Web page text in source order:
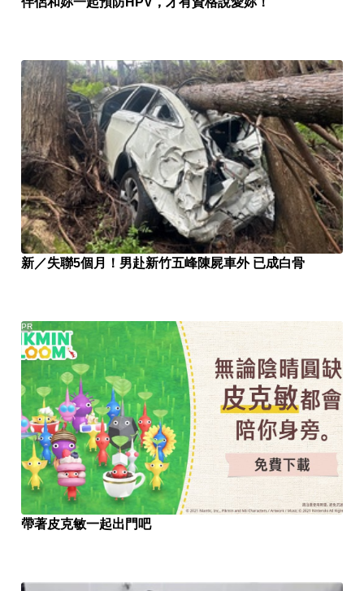
新／失聯5個月！男赴新竹五峰陳屍車外 已成白骨
帶著皮克敏一起出門吧
PR